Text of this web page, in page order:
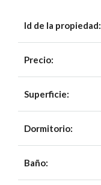
Id de la propiedad:
Precio:
Superficie:
Dormitorio:
Baño: